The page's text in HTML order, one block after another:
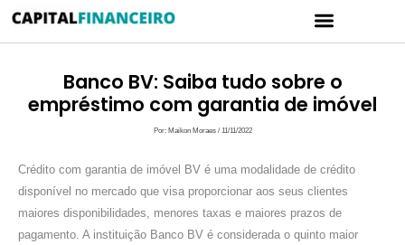
Menu
Banco BV: Saiba tudo sobre o
empréstimo com garantia de imóvel
Por: Maikon Moraes / 11/11/2022
Crédito com garantia de imóvel BV é uma modalidade de crédito
disponível no mercado que visa proporcionar aos seus clientes
maiores disponibilidades, menores taxas e maiores prazos de
pagamento. A instituição Banco BV é considerada o quinto maior